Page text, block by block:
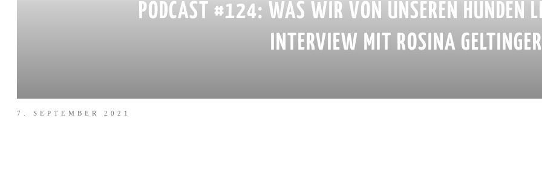
PODCAST #124: WAS WIR VON UNSEREN HUNDEN
INTERVIEW MIT ROSINA GELTINGER
7. SEPTEMBER 2021